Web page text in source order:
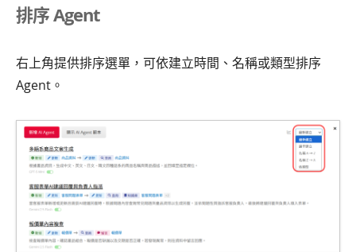
排序 Agent
右上角提供排序選單，可依建立時間、名稱或類型排序
Agent。